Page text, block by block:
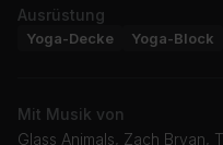
Ausrüstung
Yoga-Decke Yoga-Block
Mit Musik von
Glass Animals, Zach Bryan,